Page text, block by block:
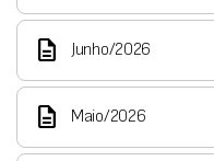
description Junho/2026
description Maio/2026